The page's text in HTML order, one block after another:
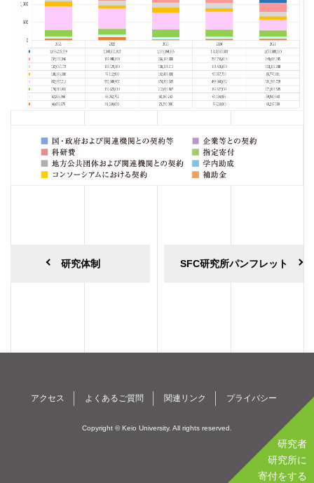
研究体制 SFC研究所パンフレット
アクセス よくあるご質問 関連リンク プライバシー
Copyright © Keio University. All rights reserved.
研究者
研究所に
寄付をする